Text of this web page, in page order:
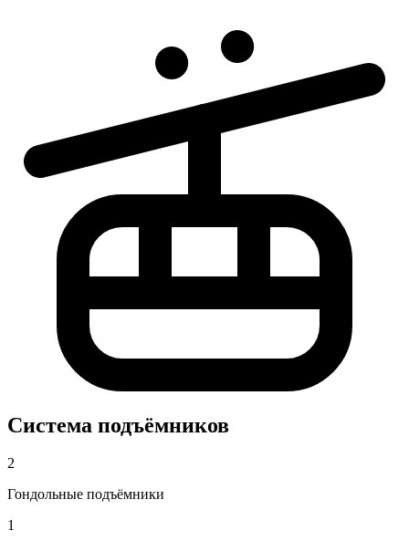
Система подъёмников
2
Гондольные подъёмники
1